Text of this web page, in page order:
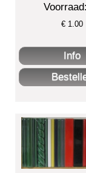
Voorraad:
€ 1.00